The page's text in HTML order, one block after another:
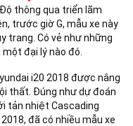
thông qua triển lãm
trước giờ G, mẫu xe này
trang. Có vẻ như những
đại lý nào đó.
i20 2018 được nâng
thất. Đúng như dự đoán
tản nhiệt Cascading
đã có nhiều mẫu xe